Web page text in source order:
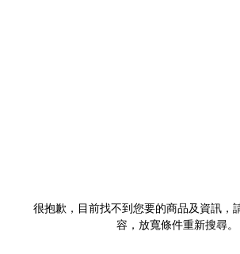
很抱歉，目前找不到您要的商品及資訊，
容，放寬條件重新搜尋。